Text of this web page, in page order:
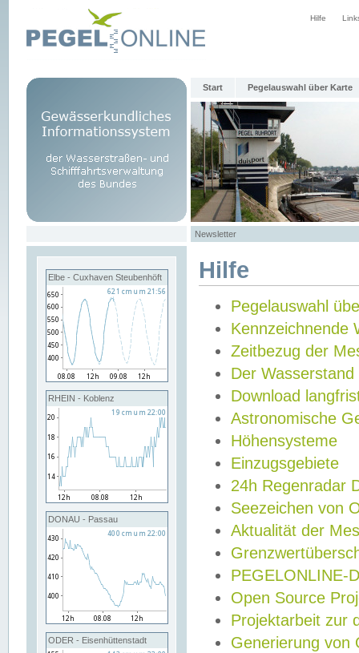
Hilfe
Start Pegelauswahl über Karte
Newsletter
Elbe - Cuxhaven Steubenhöft
RHEIN - Koblenz
DONAU - Passau
ODER - Eisenhüttenstadt
Hilfe
Pegelauswahl
Kennzeichnende
Zeitbezug der
Der Wasserstand
Download
Astronomische
Höhensysteme
Einzugsgebiete
24h Regenradar
Seezeichen von
Aktualität der
PEGELONLINE-
Open Source
Projektarbeit zur
Generierung von